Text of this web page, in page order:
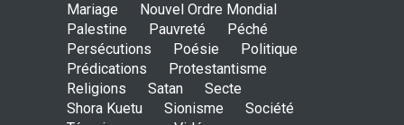
Der katholizismus in den
kulissen- die wache-
Dokimos n°2
ENSEIGNEMENTS
2. April 2014 00:00
Mariage
Nouvel Ordre Mondial
Palestine
Pauvreté
Péché
Persécutions
Poésie
Politique
Prédications
Protestantisme
Religions
Satan
Secte
Shora Kuetu
Sionisme
Société